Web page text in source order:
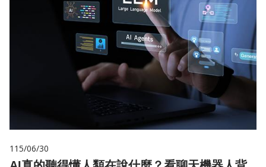
115/06/30